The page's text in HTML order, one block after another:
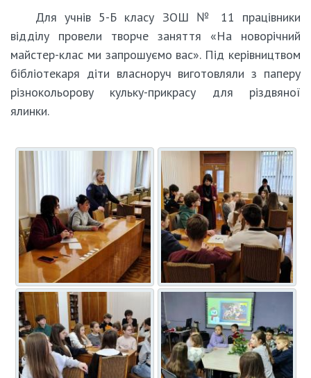
Для учнів 5-Б класу ЗОШ № 11 працівники
відділу провели творче заняття «На новорічний
майстер-клас ми запрошуємо вас». Під керівництвом
бібліотекаря діти власноруч виготовляли з паперу
різнокольорову кульку-прикрасу для різдвяної
ялинки.